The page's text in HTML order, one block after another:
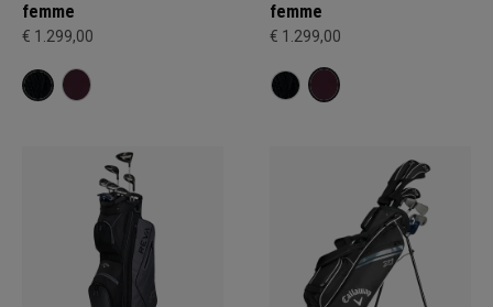
femme
€ 1.299,00
femme
€ 1.299,00